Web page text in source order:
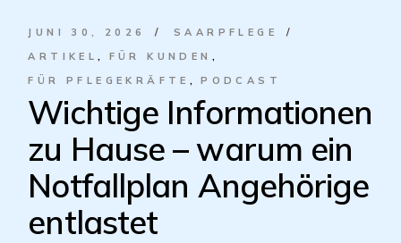
JUNI 30, 2026
SAARPFLEGE
ARTIKEL
FÜR KUNDEN
FÜR PFLEGEKRÄFTE
PODCAST
Wichtige Informationen
zu Hause – warum ein
Notfallplan Angehörige
entlastet